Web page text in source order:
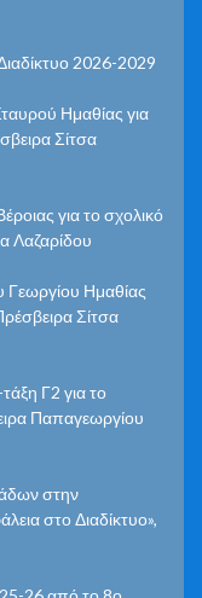
2026-2029
Ημαθίας για
Σίτσα
για το σχολικό
Λαζαρίδου
Γεωργίου Ημαθίας
Σίτσα
Γ2 για το
Παπαγεωργίου
στην
στο Διαδίκτυο»,